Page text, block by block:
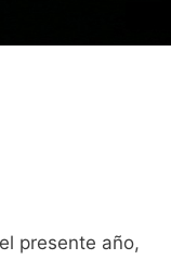
presente año,